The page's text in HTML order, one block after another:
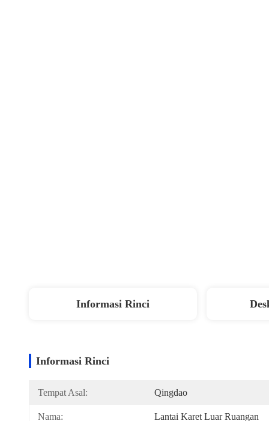
Informasi Rinci
Informasi Rinci
Tempat Asal: Qingdao
Nama: Lantai Karet Luar Ruangan